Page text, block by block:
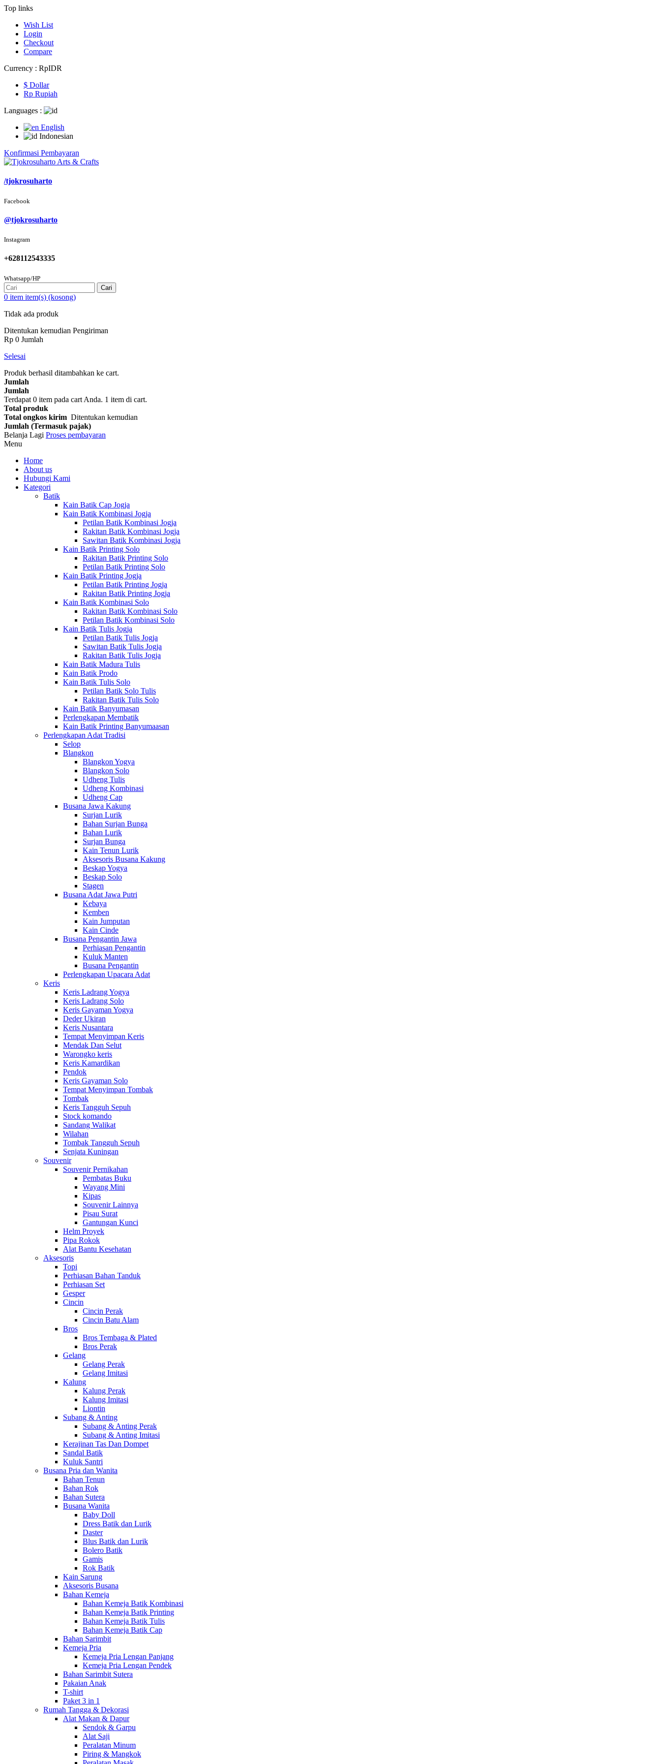
Top links
Wish List
Login
Checkout
Compare
Currency : Rp‎IDR
$ Dollar
Rp‎ Rupiah
Languages :
English
Indonesian
Konfirmasi Pembayaran
/tjokrosuharto
Facebook
@tjokrosuharto
Instagram
+628112543335
Whatsapp/HP
Cari
0 item item(s) (kosong)
Tidak ada produk
Ditentukan kemudian Pengiriman
Rp‎ 0 Jumlah
Selesai
Produk berhasil ditambahkan ke cart.
Jumlah
Jumlah
Terdapat 0 item pada cart Anda. 1 item di cart.
Total produk
Total ongkos kirim Ditentukan kemudian
Jumlah (Termasuk pajak)
Belanja Lagi Proses pembayaran
Menu
Home
About us
Hubungi Kami
Kategori
Batik
Kain Batik Cap Jogja
Kain Batik Kombinasi Jogja
Petilan Batik Kombinasi Jogja
Rakitan Batik Kombinasi Jogja
Sawitan Batik Kombinasi Jogja
Kain Batik Printing Solo
Rakitan Batik Printing Solo
Petilan Batik Printing Solo
Kain Batik Printing Jogja
Petilan Batik Printing Jogja
Rakitan Batik Printing Jogja
Kain Batik Kombinasi Solo
Rakitan Batik Kombinasi Solo
Petilan Batik Kombinasi Solo
Kain Batik Tulis Jogja
Petilan Batik Tulis Jogja
Sawitan Batik Tulis Jogja
Rakitan Batik Tulis Jogja
Kain Batik Madura Tulis
Kain Batik Prodo
Kain Batik Tulis Solo
Petilan Batik Solo Tulis
Rakitan Batik Tulis Solo
Kain Batik Banyumasan
Perlengkapan Membatik
Kain Batik Printing Banyumaasan
Perlengkapan Adat Tradisi
Selop
Blangkon
Blangkon Yogya
Blangkon Solo
Udheng Tulis
Udheng Kombinasi
Udheng Cap
Busana Jawa Kakung
Surjan Lurik
Bahan Surjan Bunga
Bahan Lurik
Surjan Bunga
Kain Tenun Lurik
Aksesoris Busana Kakung
Beskap Yogya
Beskap Solo
Stagen
Busana Adat Jawa Putri
Kebaya
Kemben
Kain Jumputan
Kain Cinde
Busana Pengantin Jawa
Perhiasan Pengantin
Kuluk Manten
Busana Pengantin
Perlengkapan Upacara Adat
Keris
Keris Ladrang Yogya
Keris Ladrang Solo
Keris Gayaman Yogya
Deder Ukiran
Keris Nusantara
Tempat Menyimpan Keris
Mendak Dan Selut
Warongko keris
Keris Kamardikan
Pendok
Keris Gayaman Solo
Tempat Menyimpan Tombak
Tombak
Keris Tangguh Sepuh
Stock komando
Sandang Walikat
Wilahan
Tombak Tangguh Sepuh
Senjata Kuningan
Souvenir
Souvenir Pernikahan
Pembatas Buku
Wayang Mini
Kipas
Souvenir Lainnya
Pisau Surat
Gantungan Kunci
Helm Proyek
Pipa Rokok
Alat Bantu Kesehatan
Aksesoris
Topi
Perhiasan Bahan Tanduk
Perhiasan Set
Gesper
Cincin
Cincin Perak
Cincin Batu Alam
Bros
Bros Tembaga & Plated
Bros Perak
Gelang
Gelang Perak
Gelang Imitasi
Kalung
Kalung Perak
Kalung Imitasi
Liontin
Subang & Anting
Subang & Anting Perak
Subang & Anting Imitasi
Kerajinan Tas Dan Dompet
Sandal Batik
Kuluk Santri
Busana Pria dan Wanita
Bahan Tenun
Bahan Rok
Bahan Sutera
Busana Wanita
Baby Doll
Dress Batik dan Lurik
Daster
Blus Batik dan Lurik
Bolero Batik
Gamis
Rok Batik
Kain Sarung
Aksesoris Busana
Bahan Kemeja
Bahan Kemeja Batik Kombinasi
Bahan Kemeja Batik Printing
Bahan Kemeja Batik Tulis
Bahan Kemeja Batik Cap
Bahan Sarimbit
Kemeja Pria
Kemeja Pria Lengan Panjang
Kemeja Pria Lengan Pendek
Bahan Sarimbit Sutera
Pakaian Anak
T-shirt
Paket 3 in 1
Rumah Tangga & Dekorasi
Alat Makan & Dapur
Sendok & Garpu
Alat Saji
Peralatan Minum
Piring & Mangkok